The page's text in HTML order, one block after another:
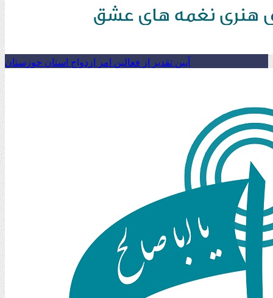
آیین تقدیر از فعالین امر ازدواج استان خوزستان